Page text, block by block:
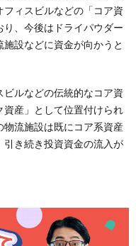
ィスビルなどの「コア資
、今後はドライパウダー
設などに資金が向かうと
ルなどの伝統的なコア資
産」として位置付けられ
流施設は既にコア系資産
引き続き投資資金の流入が